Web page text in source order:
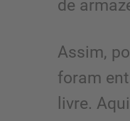
de
Assim,
foram
livre.